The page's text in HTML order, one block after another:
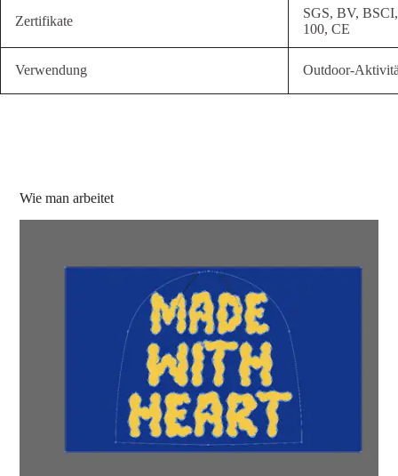
Zertifikate
SGS, BV,
100, CE
Verwendung Outdoor-
Wie man arbeitet